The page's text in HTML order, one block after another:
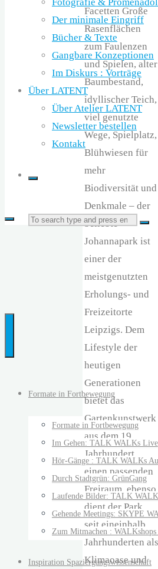
Der minimale Eingriff
Bücher & Texte
Gangbare Konzeptionen
Im Diskurs : Vorträge
Über LATENT
Über Atelier LATENT
Newsletter bestellen
Kontakt
Search
Menschen
Beine
Formate in Fortbewegung
Formate in Fortbewegung
Im Gehen: TALK WALKs Live
Hör-Gänge : TALK WALKs
Durch Stadtgrün: GrünGang
Laufende Bilder: TALK
Gehende Meetings: SKYPE
Zum Mitmachen :
Inspiration Spaziergangswissenschaft
Facetten Große
Rasenflächen
zum Faulenzen
und Spielen, alter
Baumbestand,
idyllischer Teich,
viel genutzte
Wege, Spielplatz,
Blühwiesen für
mehr
Biodiversität und
Denkmale – der
beliebte
Johannapark ist
einer der
meistgenutzten
Erholungs- und
Freizeitorte
Leipzigs. Dem
Lifestyle der
heutigen
Generationen
bietet das
Gartenkunstwerk
aus dem 19.
Jahrhundert
einen passenden
Freiraum, ebenso
dient der Park
seit eineinhalb
Jahrhunderten als
Klimaoase und